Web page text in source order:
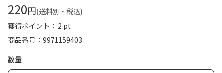
220円(送料別・税込)
獲得ポイント： 2 pt
商品番号
9971159403
数量